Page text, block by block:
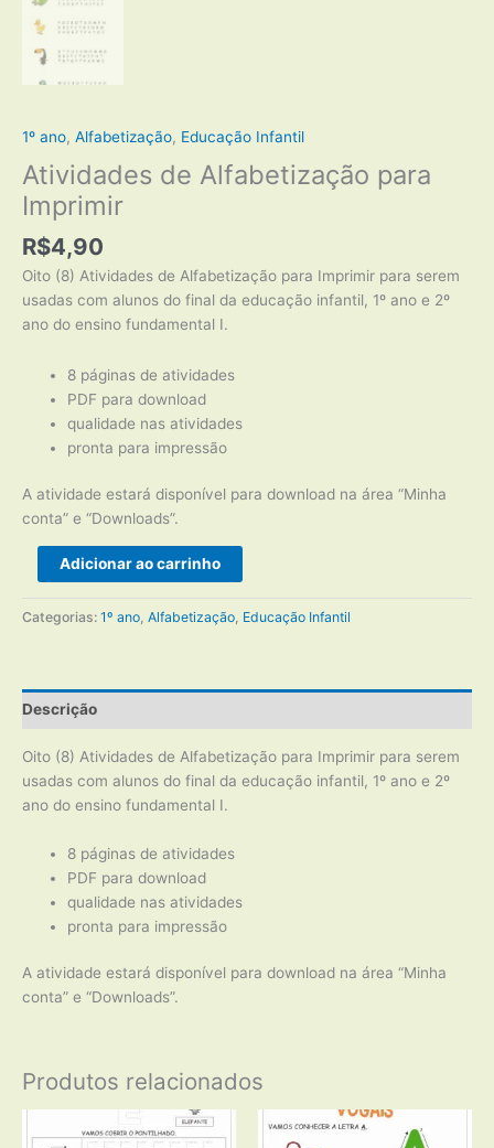
1º ano, Alfabetização, Educação Infantil
Atividades de Alfabetização para
Imprimir
R$4,90
Oito (8) Atividades de Alfabetização para Imprimir para serem
usadas com alunos do final da educação infantil, 1º ano e 2º
ano do ensino fundamental I.
8 páginas de atividades
PDF para download
qualidade nas atividades
pronta para impressão
A atividade estará disponível para download na área “Minha
conta” e “Downloads”.
Atividades
de
Adicionar ao carrinho
Categorias: 1º ano Alfabetização Educação Infantil
Descrição
Oito (8) Atividades de Alfabetização para Imprimir para serem
usadas com alunos do final da educação infantil, 1º ano e 2º
ano do ensino fundamental I.
8 páginas de atividades
PDF para download
qualidade nas atividades
pronta para impressão
A atividade estará disponível para download na área “Minha
conta” e “Downloads”.
Produtos relacionados